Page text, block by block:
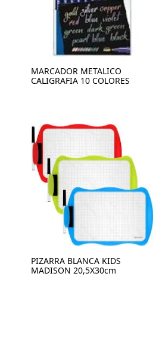
MARCADOR METALICO
CALIGRAFIA 10 COLORES
PIZARRA BLANCA KIDS
MADISON 20,5X30cm